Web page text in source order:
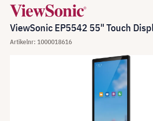
ViewSonic EP5542 55" Touch
Artikelnr: 1000018616